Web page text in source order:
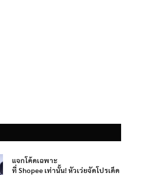
แจกโค้ดเฉพาะ
ที่ Shopee เท่านั้น! หัวเว่ยจัดโปรเด็ด